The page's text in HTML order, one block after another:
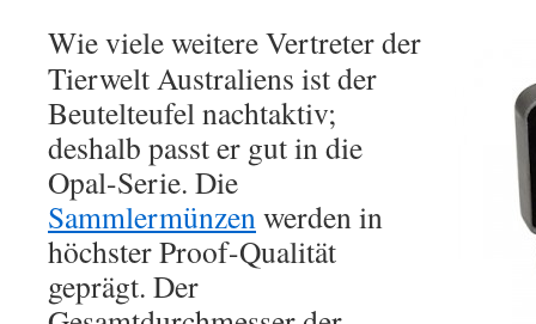
Wie viele weitere Vertreter der
Tierwelt Australiens ist der
Beutelteufel nachtaktiv;
deshalb passt er gut in die
Opal-Serie. Die
Sammlermünzenwerden in
höchster Proof-Qualität
geprägt. Der